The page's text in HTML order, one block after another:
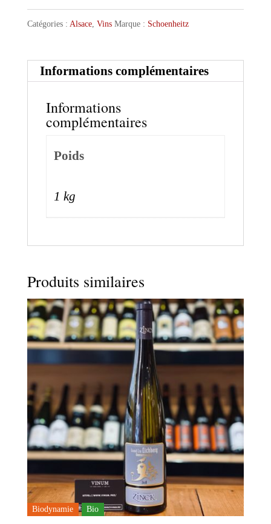
Catégories : Alsace, Vins Marque : Schoenheitz
Informations complémentaires
Informations
complémentaires
Poids
1 kg
Produits similaires
Biodynamie Bio